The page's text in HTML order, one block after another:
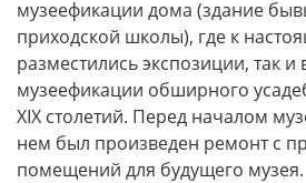
музеефикации дома (здание
приходской школы), где к
разместились экспозиции, так и
музеефикации обширного
XIX столетий. Перед началом
нем был произведен ремонт с
помещений для будущего музея.